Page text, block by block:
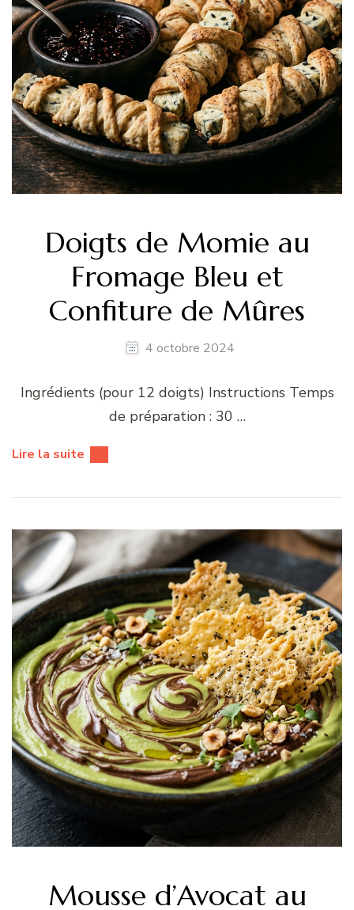
Doigts de Momie au
Fromage Bleu et
Confiture de Mûres
4 octobre 2024
Ingrédients (pour 12 doigts) Instructions Temps
de préparation : 30 …
Lire la suite
Mousse d’Avocat au